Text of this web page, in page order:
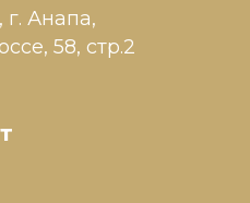
Анапа,
58, стр.2